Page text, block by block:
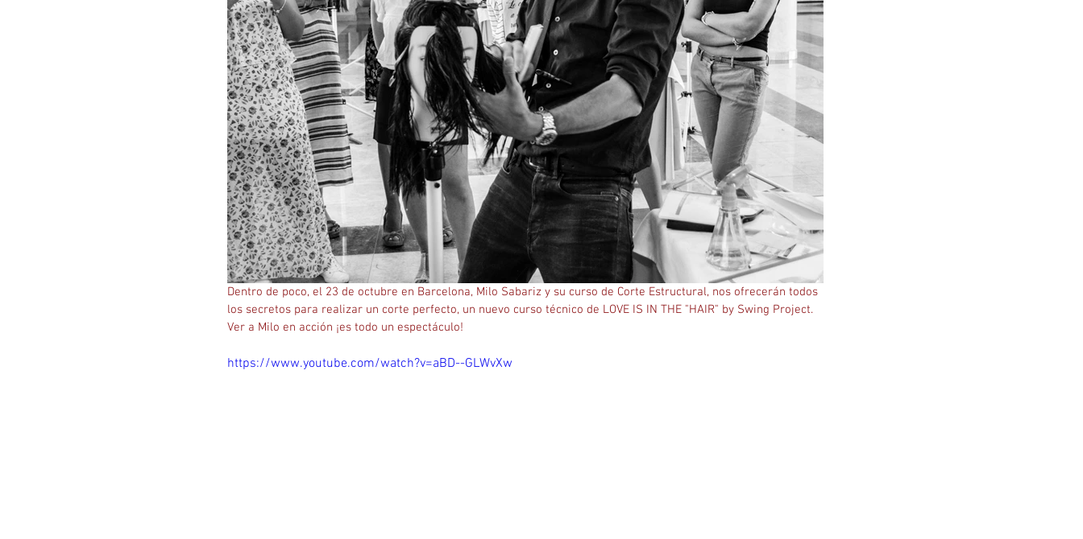
Dentro de poco, el 23 de octubre en Barcelona, Milo Sabariz y su curso de Corte Estructural, nos ofrecerán todos
los secretos para realizar un corte perfecto, un nuevo curso técnico de LOVE IS IN THE "HAIR" by Swing Project.
Ver a Milo en acción ¡es todo un espectáculo!
https://www.youtube.com/watch?v=aBD--GLWvXw